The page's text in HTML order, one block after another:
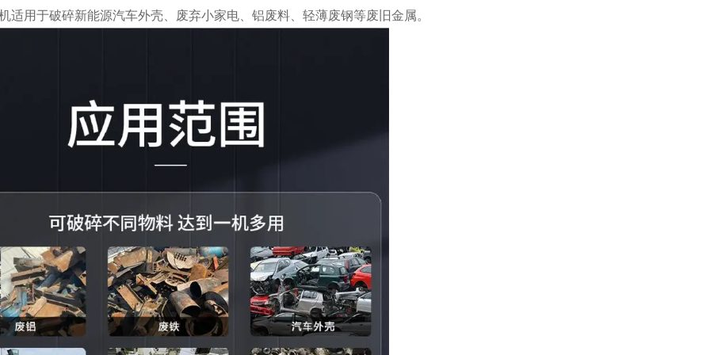
适用于破碎新能源汽车外壳、废弃小家电、铝废料、轻薄废钢等废旧金属。